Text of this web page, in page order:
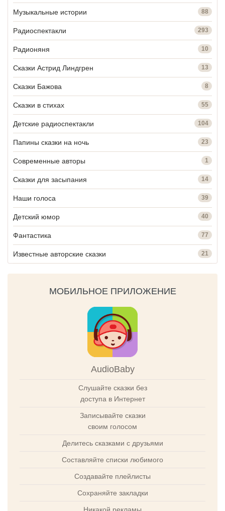
Музыкальные истории 88
Радиоспектакли 293
Радионяня 10
Сказки Астрид Линдгрен 13
Сказки Бажова 8
Сказки в стихах 55
Детские радиоспектакли 104
Папины сказки на ночь 23
Современные авторы 1
Сказки для засыпания 14
Наши голоса 39
Детский юмор 40
Фантастика 77
Известные авторские сказки 21
МОБИЛЬНОЕ ПРИЛОЖЕНИЕ
AudioBaby
Слушайте сказки без
доступа в Интернет
Записывайте сказки
своим голосом
Делитесь сказками с друзьями
Составляйте списки любимого
Создавайте плейлисты
Сохраняйте закладки